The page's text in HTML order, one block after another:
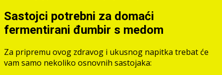
Sastojci potrebni za domaći
fermentirani đumbir s medom
Za pripremu ovog zdravog i ukusnog napitka trebat će
vam samo nekoliko osnovnih sastojaka: